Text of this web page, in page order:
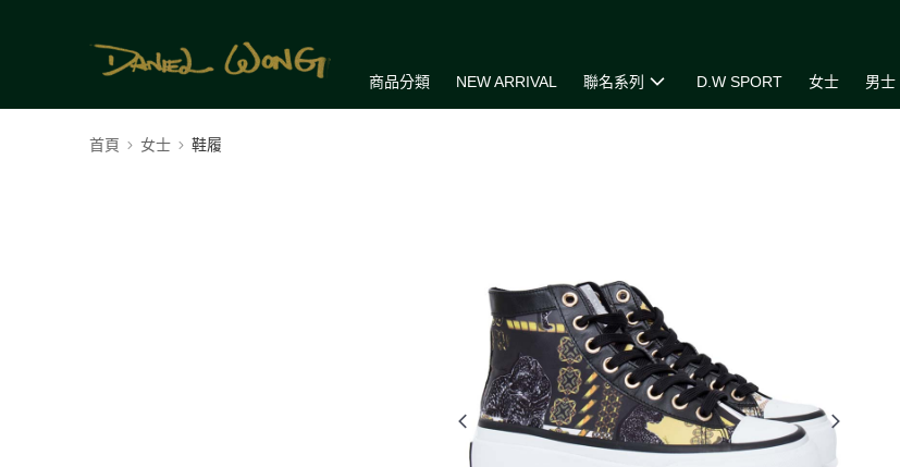
商品分類 NEW ARRIVAL 聯名系列 D.W SPORT 女士 男士
首頁 女士 鞋履